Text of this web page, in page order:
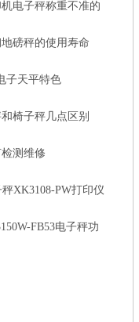
电子秤称重不准的
磅秤的使用寿命
子天平特色
椅子秤几点区别
测维修
XK3108-PW打印仪
FB53电子秤功